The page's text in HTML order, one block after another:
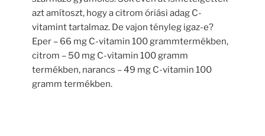
azt amítoszt, hogy a citrom óriási adag C-
vitamint tartalmaz. De vajon tényleg igaz-e?
Eper – 66 mg C-vitamin 100 grammtermékben,
citrom – 50 mg C-vitamin 100 gramm
termékben, narancs – 49 mg C-vitamin 100
gramm termékben.